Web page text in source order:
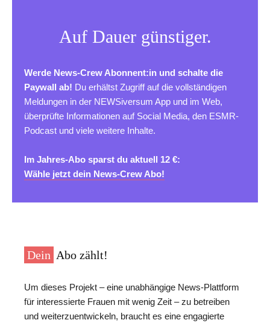
Auf Dauer günstiger.
Werde News-Crew Abonnent:in und schalte die
Paywall ab! Du erhältst Zugriff auf die vollständigen
Meldungen in der NEWSiversum App und im Web,
überprüfte Informationen auf Social Media, den ESMR-
Podcast und viele weitere Inhalte.
Im Jahres-Abo sparst du aktuell 12 €:
Wähle jetzt dein News-Crew Abo!
Dein Abo zählt!
Um dieses Projekt – eine unabhängige News-Plattform
für interessierte Frauen mit wenig Zeit – zu betreiben
und weiterzuentwickeln, braucht es eine engagierte